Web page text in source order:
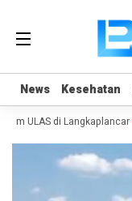
News Kesehatan
News Kesehatan
ULAS di Langkaplancar